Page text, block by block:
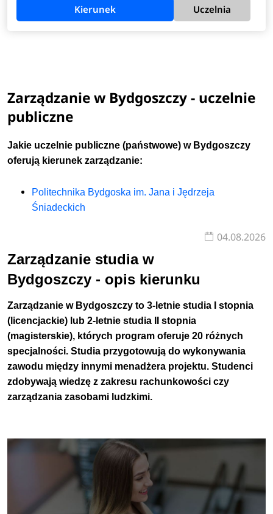
Kierunek Uczelnia
Zarządzanie w Bydgoszczy - uczelnie
publiczne
Jakie uczelnie publiczne (państwowe) w Bydgoszczy
oferują kierunek zarządzanie:
Politechnika Bydgoska im. Jana i Jędrzeja
Śniadeckich
04.08.2026
Zarządzanie studia w
Bydgoszczy - opis kierunku
Zarządzanie w Bydgoszczy to 3-letnie studia I stopnia
(licencjackie) lub 2-letnie studia II stopnia
(magisterskie), których program oferuje 20 różnych
specjalności. Studia przygotowują do wykonywania
zawodu między innymi menadżera projektu. Studenci
zdobywają wiedzę z zakresu rachunkowości czy
zarządzania zasobami ludzkimi.